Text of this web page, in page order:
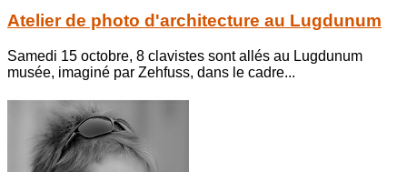
Atelier de photo d'architecture au Lugdunum
Samedi 15 octobre, 8 clavistes sont allés au Lugdunum
musée, imaginé par Zehfuss, dans le cadre...